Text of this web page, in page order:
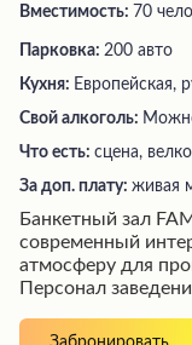
Вместимость: 70
Парковка: 200 авто
Кухня: Европейская,
Свой алкоголь:
Что есть: сцена,
За доп. плату: живая
Банкетный зал
современный
атмосферу для
Персонал
обеспечивая